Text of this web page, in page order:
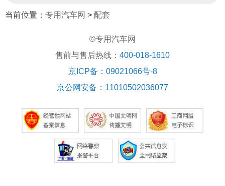
当前位置： 专用汽车网 > 配套
©专用汽车网
售前与售后热线： 400-018-1610
京ICP备：09021066号-8
京公网安备：11010502036077